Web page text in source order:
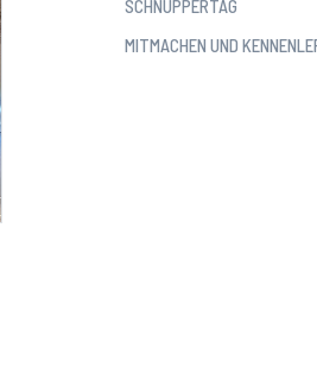
SCHNUPPERTAG
MITMACHEN UND